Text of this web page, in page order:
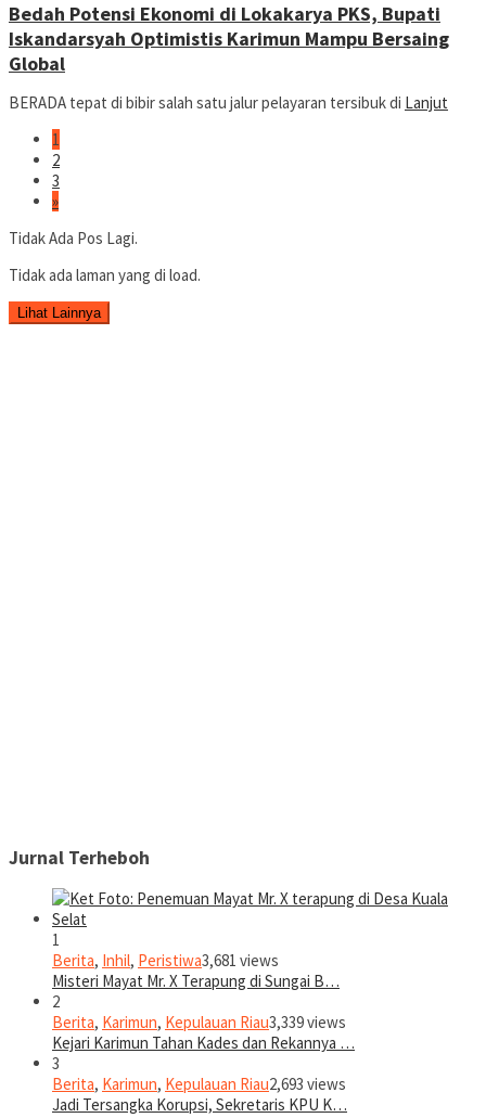
Bedah Potensi Ekonomi di Lokakarya PKS, Bupati
Iskandarsyah Optimistis Karimun Mampu Bersaing
Global
BERADA tepat di bibir salah satu jalur pelayaran tersibuk di Lanjut
1
2
3
»
Tidak Ada Pos Lagi.
Tidak ada laman yang di load.
Lihat Lainnya
Jurnal Terheboh
1
Berita, Inhil, Peristiwa3,681 views
Misteri Mayat Mr. X Terapung di Sungai B…
2
Berita, Karimun, Kepulauan Riau3,339 views
Kejari Karimun Tahan Kades dan Rekannya …
3
Berita, Karimun, Kepulauan Riau2,693 views
Jadi Tersangka Korupsi, Sekretaris KPU K…